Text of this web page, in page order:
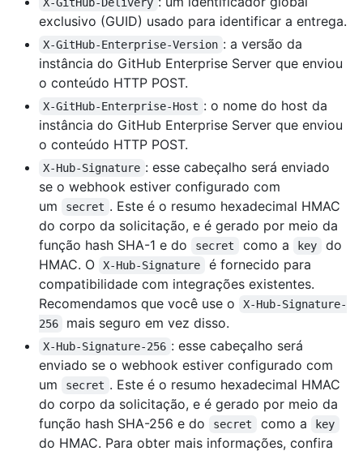
exclusivo (GUID) usado para identificar a entrega.
X-GitHub-Enterprise-Version : a versão da
instância do GitHub Enterprise Server que enviou
o conteúdo HTTP POST.
X-GitHub-Enterprise-Host : o nome do host da
instância do GitHub Enterprise Server que enviou
o conteúdo HTTP POST.
X-Hub-Signature : esse cabeçalho será enviado
se o webhook estiver configurado com
um
secret . Este é o resumo hexadecimal HMAC
do corpo da solicitação, e é gerado por meio da
função hash SHA-1 e do
secret como a key
do
HMAC. O
X-Hub-Signature
é fornecido para
compatibilidade com integrações existentes.
Recomendamos que você use o
X-Hub-Signature-
256
mais seguro em vez disso.
X-Hub-Signature-256 : esse cabeçalho será
enviado se o webhook estiver configurado com
um
secret . Este é o resumo hexadecimal HMAC
do corpo da solicitação, e é gerado por meio da
função hash SHA-256 e do
secret como a key
do HMAC. Para obter mais informações, confira